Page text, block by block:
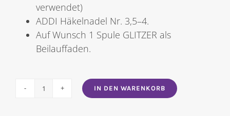
verwendet)
ADDI Häkelnadel Nr. 3,5–4.
Auf Wunsch 1 Spule GLITZER als
Beilauffaden.
Festlich
IN DEN WARENKORB